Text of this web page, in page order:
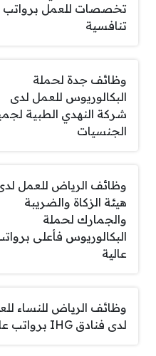
تخصصات للعمل برواتب
تنافسية
وظائف جدة لحملة
البكالوريوس للعمل لدى
شركة النهدي الطبية
الجنسيات
وظائف الرياض للعمل
هيئة الزكاة والضريبة
والجمارك لحملة
البكالوريوس فأعلى
عالية
وظائف الرياض للنساء
لدى فنادق IHG برواتب عالية